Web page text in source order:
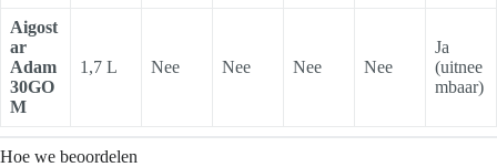
Aigost
ar
Adam
30GO
M
1,7 L Nee Nee Nee Nee
Ja
(uitnee
mbaar)
Hoe we beoordelen